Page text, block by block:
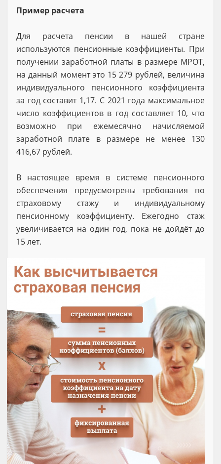
Пример расчета
Для расчета пенсии в нашей стране
используются пенсионные коэффициенты. При
получении заработной платы в размере МРОТ,
на данный момент это 15 279 рублей, величина
индивидуального пенсионного коэффициента
за год составит 1,17. С 2021 года максимальное
число коэффициентов в год составляет 10, что
возможно при ежемесячно начисляемой
заработной плате в размере не менее 130
416,67 рублей.
В настоящее время в системе пенсионного
обеспечения предусмотрены требования по
страховому стажу и индивидуальному
пенсионному коэффициенту. Ежегодно стаж
увеличивается на один год, пока не дойдёт до
15 лет.